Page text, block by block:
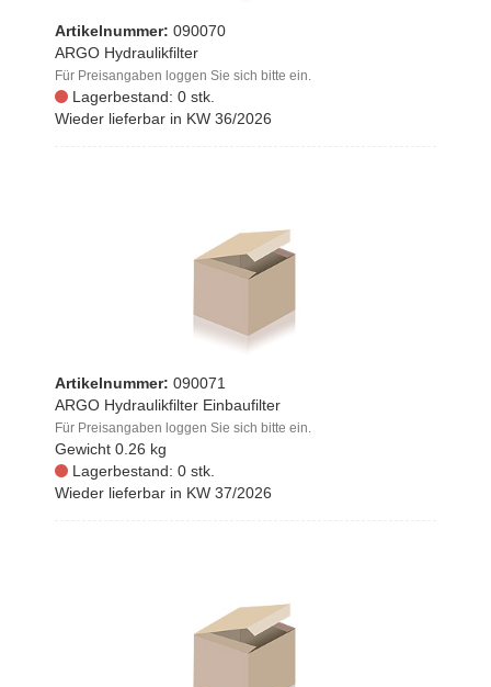
Artikelnummer: 090070
ARGO Hydraulikfilter
Für Preisangaben loggen Sie sich bitte ein.
Lagerbestand: 0 stk.
Wieder lieferbar in KW 36/2026
Artikelnummer: 090071
ARGO Hydraulikfilter Einbaufilter
Für Preisangaben loggen Sie sich bitte ein.
Gewicht 0.26 kg
Lagerbestand: 0 stk.
Wieder lieferbar in KW 37/2026